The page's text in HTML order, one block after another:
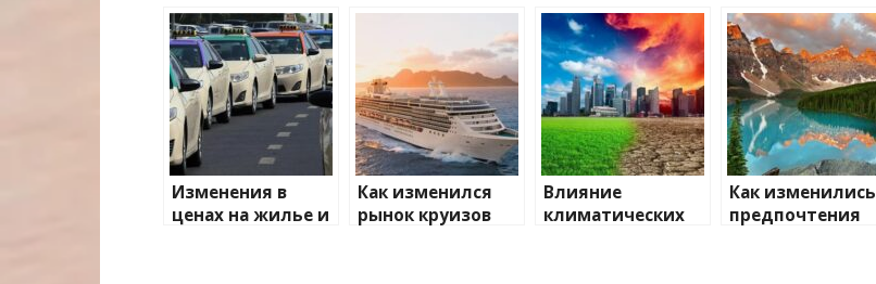
Изменения в
ценах на жилье и
Как изменился
рынок круизов
Влияние
климатических
Как изменились
предпочтения